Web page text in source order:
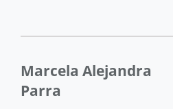
Marcela Alejandra
Parra